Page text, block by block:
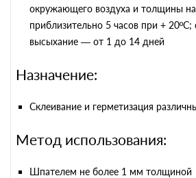
окружающего воздуха и толщины
приблизительно 5 часов при + 20ºС;
высыхание — от 1 до 14 дней
Назначение:
Склеивание и герметизация
Метод использования:
Шпателем не более 1 мм толщиной